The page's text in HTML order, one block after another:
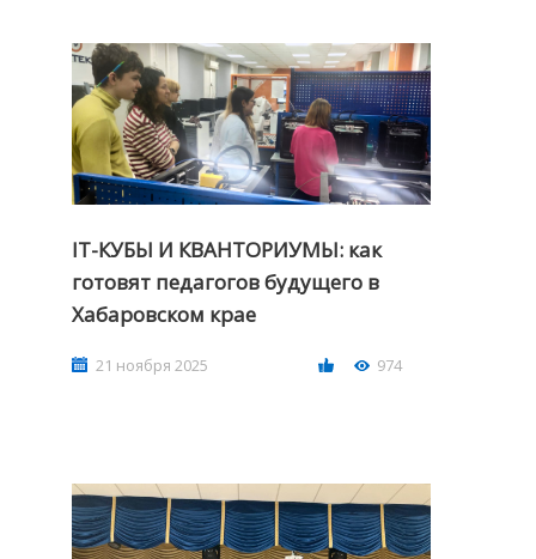
IT-КУБЫ И КВАНТОРИУМЫ: как
готовят педагогов будущего в
Хабаровском крае
21 ноября 2025 974